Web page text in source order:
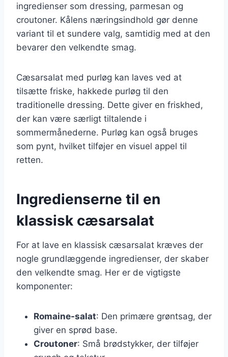
ingredienser som dressing, parmesan og
croutoner. Kålens næringsindhold gør denne
variant til et sundere valg, samtidig med at den
bevarer den velkendte smag.
Cæsarsalat med purløg kan laves ved at
tilsætte friske, hakkede purløg til den
traditionelle dressing. Dette giver en friskhed,
der kan være særligt tiltalende i
sommermånederne. Purløg kan også bruges
som pynt, hvilket tilføjer en visuel appel til
retten.
Ingredienserne til en
klassisk cæsarsalat
For at lave en klassisk cæsarsalat kræves der
nogle grundlæggende ingredienser, der skaber
den velkendte smag. Her er de vigtigste
komponenter:
Romaine-salat: Den primære grøntsag, der
giver en sprød base.
Croutoner: Små brødstykker, der tilføjer